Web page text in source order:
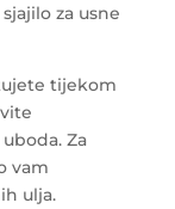
za usne
tijekom
Za
vam
ulja.